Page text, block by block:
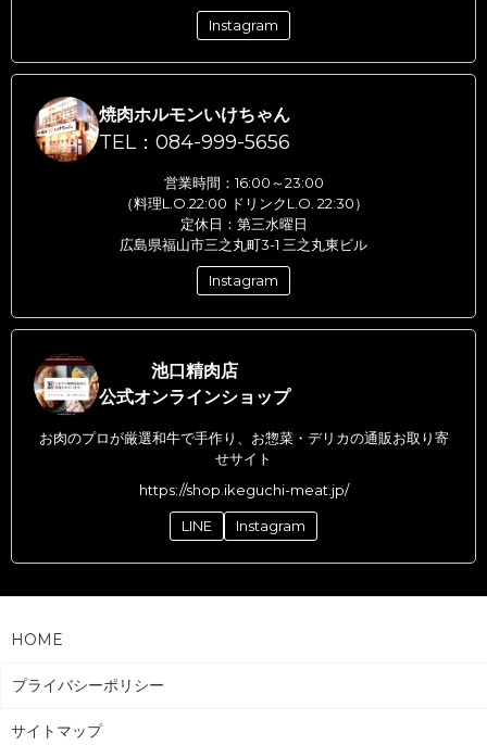
Instagram
焼肉ホルモンいけちゃん
TEL：084-999-5656
営業時間：16:00～23:00
（料理L.O.22:00 ドリンクL.O. 22:30）
定休日：第三水曜日
広島県福山市三之丸町3-1 三之丸東ビル
Instagram
池口精肉店
公式オンラインショップ
お肉のプロが厳選和牛で手作り、お惣菜・デリカの通販お取り寄
せサイト
https://shop.ikeguchi-meat.jp/
LINE Instagram
HOME
プライバシーポリシー
サイトマップ